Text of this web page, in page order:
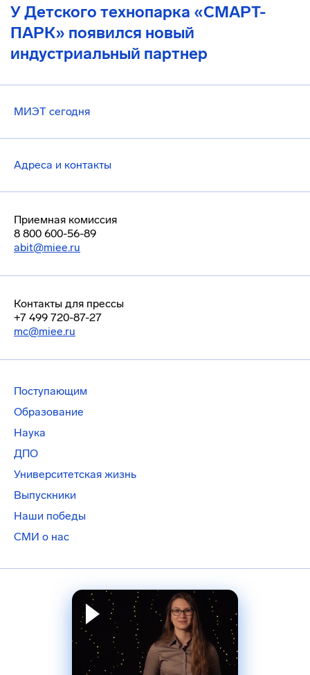
У Детского технопарка «СМАРТ-
ПАРК» появился новый
индустриальный партнер
МИЭТ сегодня
Адреса и контакты
Приемная комиссия
8 800 600-56-89
abit@miee.ru
Контакты для прессы
+7 499 720-87-27
mc@miee.ru
Поступающим
Образование
Наука
ДПО
Университетская жизнь
Выпускники
Наши победы
СМИ о нас